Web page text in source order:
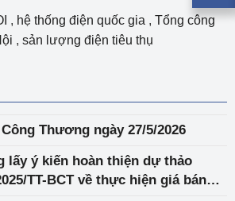
, hệ thống điện quốc gia , Tổng công
, sản lượng điện tiêu thụ
Thương ngày 27/5/2026
lấy ý kiến hoàn thiện dự thảo
TT-BCT về thực hiện giá bán